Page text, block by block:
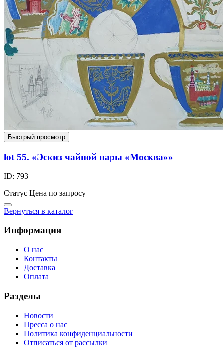
Быстрый просмотр
lot 55. «Эскиз чайной пары «Москва»»
ID: 793
Статус Цена по запросу
Вернуться в каталог
Информация
О нас
Контакты
Доставка
Оплата
Разделы
Новости
Пресса о нас
Политика конфиденциальности
Отписаться от рассылки